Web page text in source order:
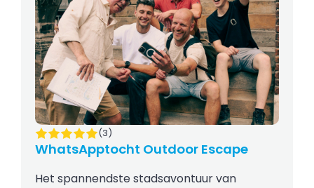
WhatsApptocht Outdoor Escape
(3)
Het spannendste stadsavontuur van